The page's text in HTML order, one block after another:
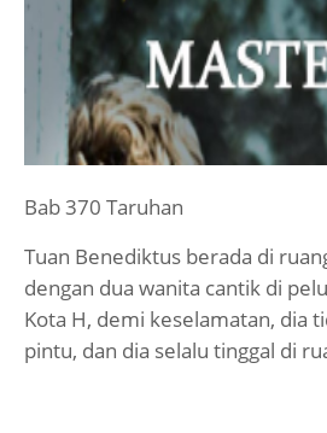
Bab 370 Taruhan
Tuan Benediktus berada di
dengan dua wanita cantik di
Kota H, demi keselamatan, dia
pintu, dan dia selalu tinggal di